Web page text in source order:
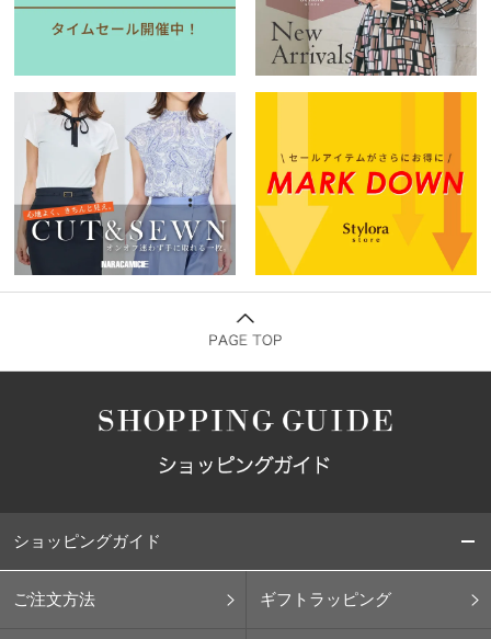
ショッピングガイド
ご注文方法 ギフトラッピング